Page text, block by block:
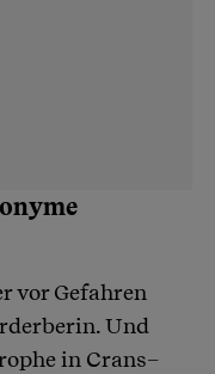
vor Gefahren
Und
in Crans–